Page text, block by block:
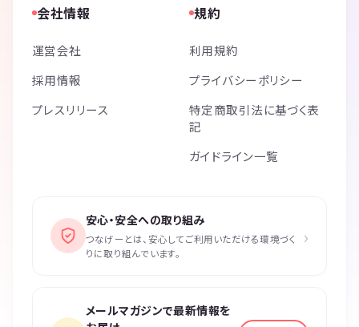
会社情報
運営会社
採用情報
プレスリリース
規約
利用規約
プライバシーポリシー
特定商取引法に基づく表
記
ガイドライン一覧
安心・安全への取り組み
つなげーとは、安心してご利用いただける環境づく
りに取り組んでいます。
›
メールマガジンで最新情報を